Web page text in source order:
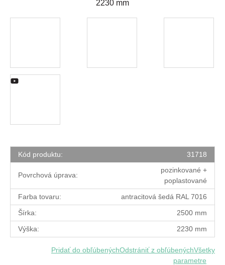
2230 mm
Kód produktu: 31718
Povrchová úprava:
pozinkované +
poplastované
Farba tovaru:
antracitová šedá RAL 7016
Šírka:
2500 mm
Výška:
2230 mm
Pridať do obľúbenýchOdstrániť z obľúbenýchVšetky
parametre